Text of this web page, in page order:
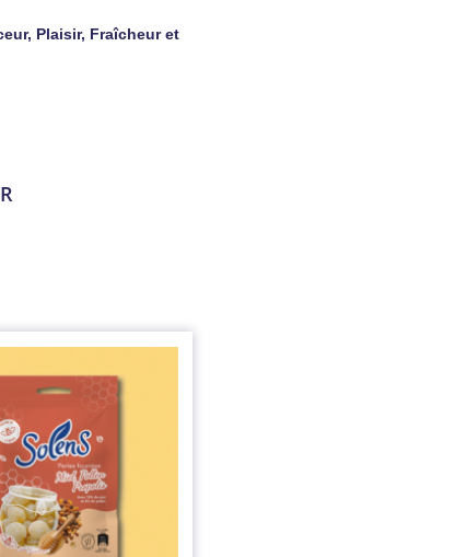
Plaisir, Fraîcheur et